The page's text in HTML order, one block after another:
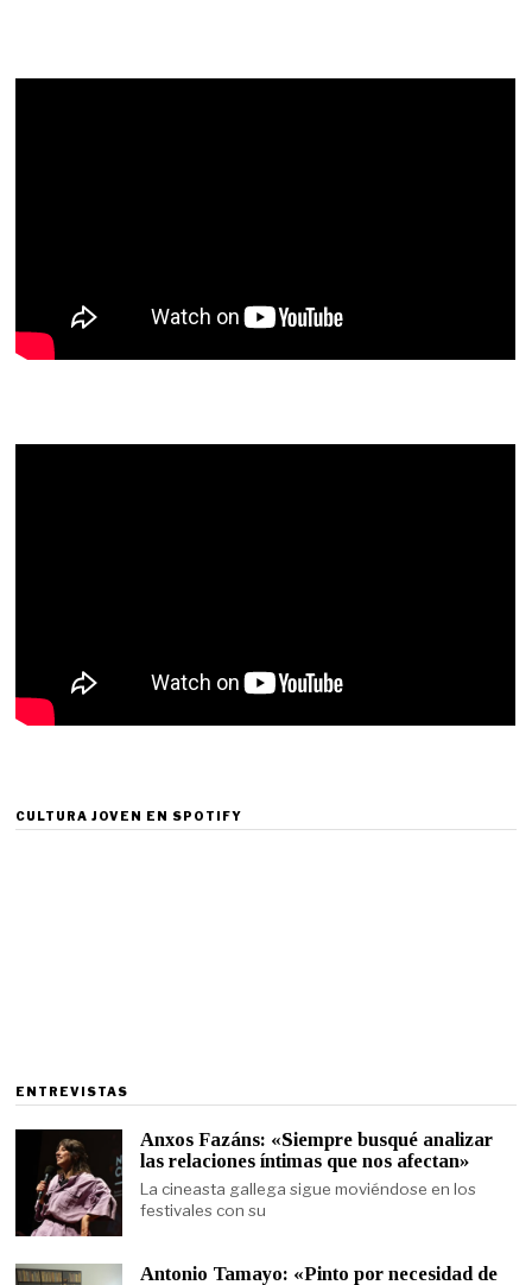
CULTURA JOVEN EN SPOTIFY
ENTREVISTAS
Anxos Fazáns: «Siempre busqué analizar
las relaciones íntimas que nos afectan»
La cineasta gallega sigue moviéndose en los
festivales con su
Antonio Tamayo: «Pinto por necesidad de